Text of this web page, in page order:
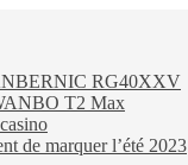
RG40XXV
T2 Max
de marquer l’été 2023